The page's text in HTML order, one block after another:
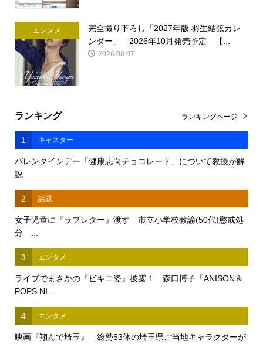
エンタメ
完全撮り下ろし「2027年版 羽生結弦カレ
ンダー」 2026年10月発売予定 【...
2026.08.07
ランキング
1 キャスター
バレンタインデー「健康志向チョコレート」について教授が解
説
2 話題
女子児童に『ラブレター』渡す 市立小学校教諭(50代)懲戒処
分 ...
3 エンタメ
ライブでまさかの『ビキニ姿』披露！ 森口博子「ANISON＆
POPS NI...
4 エンタメ
映画『翔んで埼玉』 総勢53体の埼玉県ご当地キャラクターが
ランキングページ